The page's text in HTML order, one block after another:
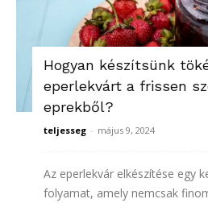
Hogyan készítsünk
eperlekvárt a frissen
eprekből?
teljesseg - május 9, 2024
Az eperlekvár elkészítése egy
folyamat, amely nemcsak